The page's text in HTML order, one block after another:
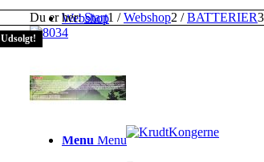
Webshop
Søg
Menu Menu
Du er her: Start1 / Webshop2 / BATTERIER3
Udsolgt!